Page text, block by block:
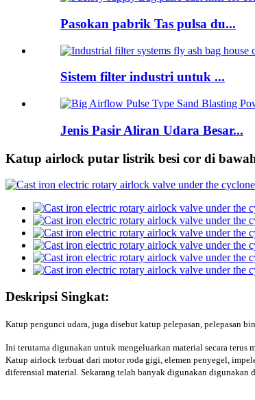
Pasokan pabrik Tas pulsa du...
Sistem filter industri untuk ...
Jenis Pasir Aliran Udara Besar...
Katup airlock putar listrik besi cor di
Deskripsi Singkat:
Katup pengunci udara, juga disebut katup pelepasan, pelepasan
Ini terutama digunakan untuk mengeluarkan material secara terus
Katup airlock terbuat dari motor roda gigi, elemen penyegel,
diferensial material. Sekarang telah banyak digunakan